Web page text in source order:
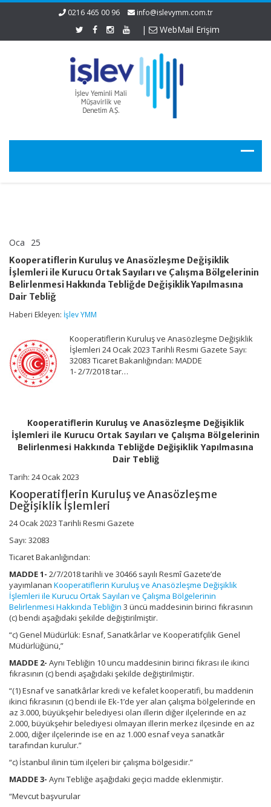
0216 465 00 96 info@islevymm.com.tr
| WebMail Erişim
Oca 25
ve
Anasözleşme
Değişiklik
İşlemleri
ile
Kurucu
Sayıları
Çalışma
Bölgelerinin
Belirlenmesi
Yapılmasına
Dair
Tebliğ
için
Kooperatiflerin Kuruluş ve Anasözleşme Değişiklik
İşlemleri ile Kurucu Ortak Sayıları ve Çalışma Bölgelerinin
Belirlenmesi Hakkında Tebliğde Değişiklik Yapılmasına
Dair Tebliğ
Haberi Ekleyen: İşlev YMM
Kooperatiflerin Kuruluş ve Anasözleşme Değişiklik
İşlemleri 24 Ocak 2023 Tarihli Resmi Gazete Sayı:
32083 Ticaret Bakanlığından: MADDE
1- 2/7/2018 tar…
Kooperatiflerin Kuruluş ve Anasözleşme Değişiklik
İşlemleri ile Kurucu Ortak Sayıları ve Çalışma Bölgelerinin
Belirlenmesi Hakkında Tebliğde Değişiklik Yapılmasına
Dair Tebliğ
Tarih: 24 Ocak 2023
Kooperatiflerin Kuruluş ve Anasözleşme
Değişiklik İşlemleri
24 Ocak 2023 Tarihli Resmi Gazete
Sayı: 32083
Ticaret Bakanlığından:
MADDE 1- 2/7/2018 tarihli ve 30466 sayılı Resmî Gazete’de
yayımlanan Kooperatiflerin Kuruluş ve Anasözleşme Değişiklik
İşlemleri ile Kurucu Ortak Sayıları ve Çalışma Bölgelerinin
Belirlenmesi Hakkında Tebliğin 3 üncü maddesinin birinci fıkrasının
(c) bendi aşağıdaki şekilde değiştirilmiştir.
“c) Genel Müdürlük: Esnaf, Sanatkârlar ve Kooperatifçilik Genel
Müdürlüğünü,”
MADDE 2- Aynı Tebliğin 10 uncu maddesinin birinci fıkrası ile ikinci
fıkrasının (c) bendi aşağıdaki şekilde değiştirilmiştir.
“(1) Esnaf ve sanatkârlar kredi ve kefalet kooperatifi, bu maddenin
ikinci fıkrasının (c) bendi ile Ek-1’de yer alan çalışma bölgelerinde en
az 3.000, büyükşehir belediyesi olan illerin diğer ilçelerinde en az
2.000, büyükşehir belediyesi olmayan illerin merkez ilçesinde en az
2.000, diğer ilçelerinde ise en az 1.000 esnaf veya sanatkâr
tarafından kurulur.”
“c) İstanbul ilinin tüm ilçeleri bir çalışma bölgesidir.”
MADDE 3- Aynı Tebliğe aşağıdaki geçici madde eklenmiştir.
“Mevcut başvurular